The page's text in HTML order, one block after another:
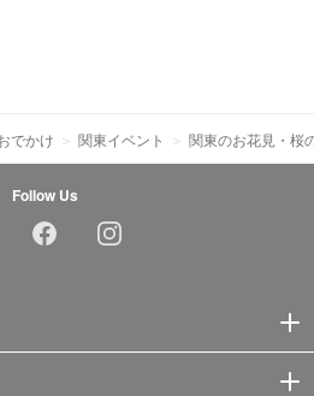
でかけ 関東イベント 関東のお花見・桜
Follow Us